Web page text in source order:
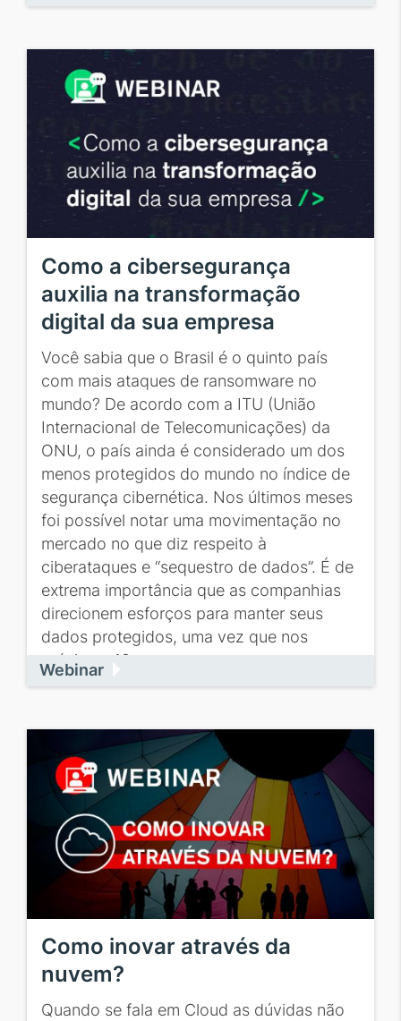
Como a cibersegurança
auxilia na transformação
digital da sua empresa
Você sabia que o Brasil é o quinto país
com mais ataques de ransomware no
mundo? De acordo com a ITU (União
Internacional de Telecomunicações) da
ONU, o país ainda é considerado um dos
menos protegidos do mundo no índice de
segurança cibernética. Nos últimos meses
foi possível notar uma movimentação no
mercado no que diz respeito à
ciberataques e “sequestro de dados”. É de
extrema importância que as companhias
direcionem esforços para manter seus
dados protegidos, uma vez que nos
próximos 10...
Webinar
Como inovar através da
nuvem?
Quando se fala em Cloud as dúvidas não